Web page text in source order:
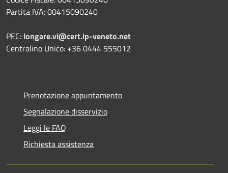
Partita IVA: 00415090240
PEC: longare.vi@cert.ip-veneto.net
Centralino Unico: +36 0444 555012
Prenotazione appuntamento
Segnalazione disservizio
Leggi le FAQ
Richiesta assistenza